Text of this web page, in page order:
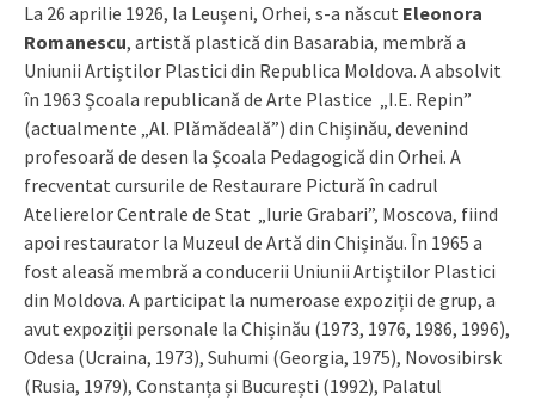
La 26 aprilie 1926, la Leușeni, Orhei, s-a născut Eleonora
Romanescu, artistă plastică din Basarabia, membră a
Uniunii Artiștilor Plastici din Republica Moldova. A absolvit
în 1963 Școala republicană de Arte Plastice „I.E. Repin”
(actualmente „Al. Plămădeală”) din Chișinău, devenind
profesoară de desen la Școala Pedagogică din Orhei. A
frecventat cursurile de Restaurare Pictură în cadrul
Atelierelor Centrale de Stat „Iurie Grabari”, Moscova, fiind
apoi restaurator la Muzeul de Artă din Chișinău. În 1965 a
fost aleasă membră a conducerii Uniunii Artiștilor Plastici
din Moldova. A participat la numeroase expoziții de grup, a
avut expoziții personale la Chișinău (1973, 1976, 1986, 1996),
Odesa (Ucraina, 1973), Suhumi (Georgia, 1975), Novosibirsk
(Rusia, 1979), Constanța și București (1992), Palatul